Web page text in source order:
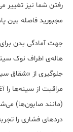
رفتن شما نیز تغییر
مجبورید فاصله بین
جهت آمادگی بدن
هاله‌ی اطراف نوک
جلوگیری از «شقاق
مراقبت از سینه‌ها
(مانند صابون‌ها)
دردهای فشاری را